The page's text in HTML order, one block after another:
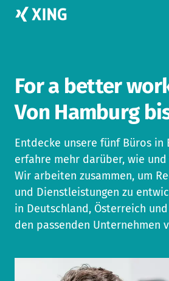
For a better
Von Hamburg
Entdecke unsere fünf Büros in
erfahre mehr darüber, wie
Wir arbeiten zusammen, um
und Dienstleistungen zu
in Deutschland, Österreich
den passenden Unternehmen